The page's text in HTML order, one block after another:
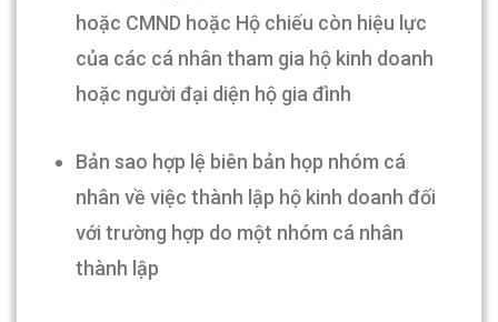
hoặc CMND hoặc Hộ chiếu còn hiệu lực
của các cá nhân tham gia hộ kinh doanh
hoặc người đại diện hộ gia đình
Bản sao hợp lệ biên bản họp nhóm cá
nhân về việc thành lập hộ kinh doanh đối
với trường hợp do một nhóm cá nhân
thành lập